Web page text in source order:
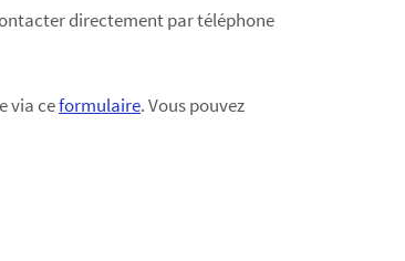
directement par téléphone
via ceformulaire. Vous pouvez